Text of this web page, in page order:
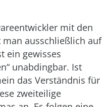
mit den
man ausschließlich auf
ein gewisses
unabdingbar. Ist
das Verständnis für
zweiteilige